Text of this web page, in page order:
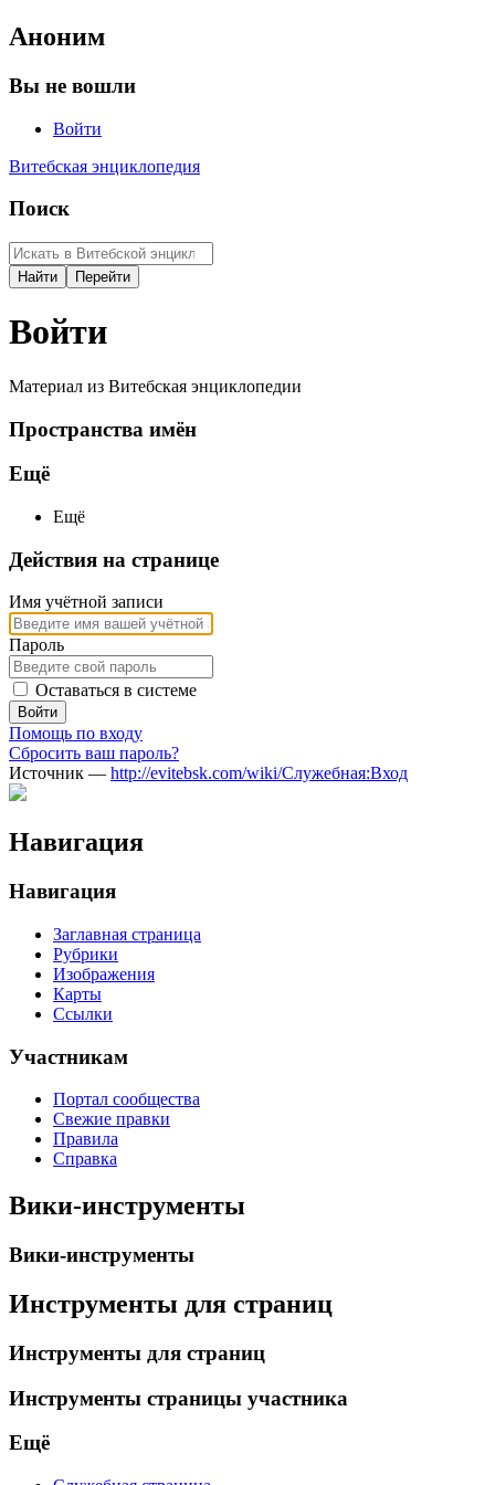
Аноним
Вы не вошли
Войти
Витебская энциклопедия
Поиск
Войти
Материал из Витебская энциклопедии
Пространства имён
Ещё
Ещё
Действия на странице
Имя учётной записи
Пароль
Оставаться в системе
Войти
Помощь по входу
Сбросить ваш пароль?
Источник — http://evitebsk.com/wiki/Служебная:Вход
Навигация
Навигация
Заглавная страница
Рубрики
Изображения
Карты
Ссылки
Участникам
Портал сообщества
Свежие правки
Правила
Справка
Вики-инструменты
Вики-инструменты
Инструменты для страниц
Инструменты для страниц
Инструменты страницы участника
Ещё